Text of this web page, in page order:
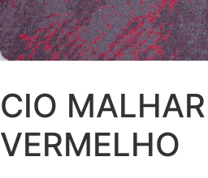
CIO
VERMELHO